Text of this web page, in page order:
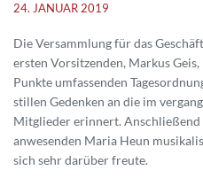
24. JANUAR 2019
Die Versammlung für das
ersten Vorsitzenden, Markus
Punkte umfassenden
stillen Gedenken an die im
Mitglieder erinnert.
anwesenden Maria Heun
sich sehr darüber freute.